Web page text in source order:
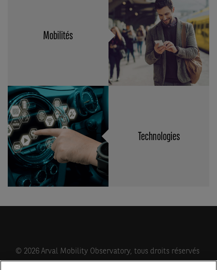
Mobilités
Technologies
© 2026 Arval Mobility Observatory, tous droits réservés